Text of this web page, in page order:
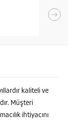
kaliteli ve
Müşteri
ihtiyacını